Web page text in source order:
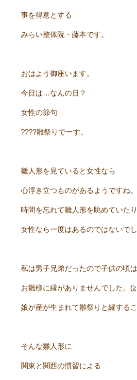
事を得意とする
みらい整体院・藤本です。
おはよう御座います。
今日は…なんの日？
女性の節句
????雛祭りでーす。
雛人形を見ていると女性なら
心浮き立つものがあるようですね。
時間を忘れて雛人形を眺めていた
女性なら一度はあるのではないで
私は男子兄弟だったので子供の頃は
お雛様に縁がありませんでした。
娘が産が生まれて雛祭りと縁する
そんな雛人形に
関東と関西の慣習による